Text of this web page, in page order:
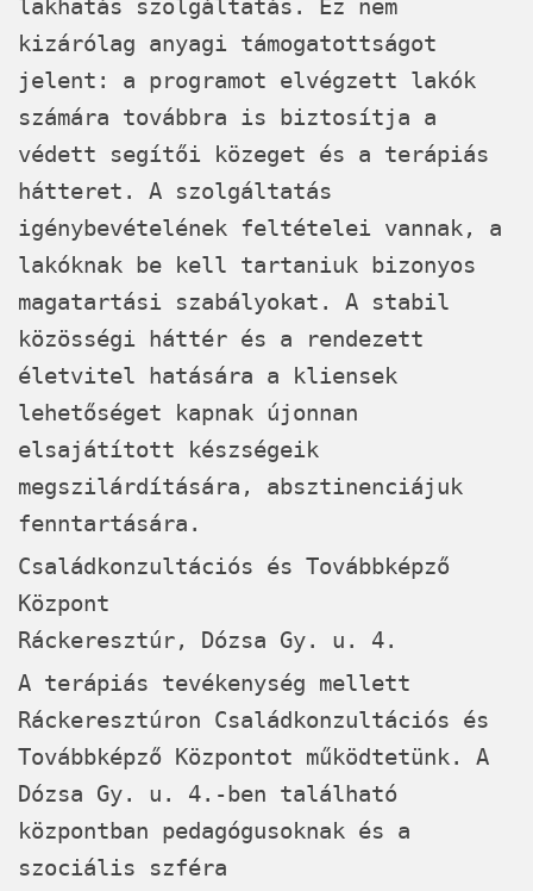
lakhatás szolgáltatás. Ez nem
kizárólag anyagi támogatottságot
jelent: a programot elvégzett lakók
számára továbbra is biztosítja a
védett segítői közeget és a terápiás
hátteret. A szolgáltatás
igénybevételének feltételei vannak, a
lakóknak be kell tartaniuk bizonyos
magatartási szabályokat. A stabil
közösségi háttér és a rendezett
életvitel hatására a kliensek
lehetőséget kapnak újonnan
elsajátított készségeik
megszilárdítására, absztinenciájuk
fenntartására.
Családkonzultációs és Továbbképző
Központ
Ráckeresztúr, Dózsa Gy. u. 4.
A terápiás tevékenység mellett
Ráckeresztúron Családkonzultációs és
Továbbképző Központot működtetünk. A
Dózsa Gy. u. 4.-ben található
központban pedagógusoknak és a
szociális szféra